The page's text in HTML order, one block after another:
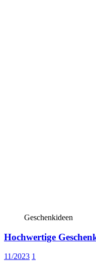
Geschenkideen
Hochwertige
11/2023 1